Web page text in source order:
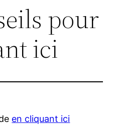
pour
ici
en cliquant ici